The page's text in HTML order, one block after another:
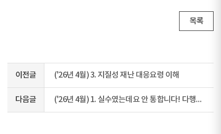
목록
이전글 ('26년 4월) 3. 지질성 재난 대응요령 이해
다음글 ('26년 4월) 1. 실수였는데요 안 통합니다! 다행이와 함께하는 산불 예방 국민행동요령